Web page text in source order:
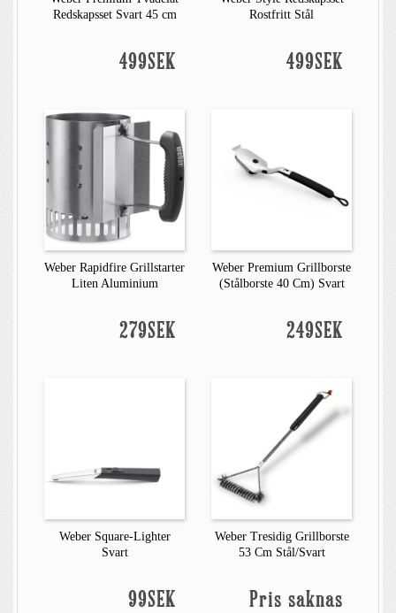
Redskapsset Svart 45 cm
499SEK
Rostfritt Stål
499SEK
Weber Rapidfire Grillstarter
Liten Aluminium
279SEK
Weber Premium Grillborste
(Stålborste 40 Cm) Svart
249SEK
Weber Square-Lighter
Svart
99SEK
Weber Tresidig Grillborste
53 Cm Stål/Svart
Pris saknas